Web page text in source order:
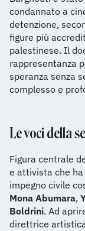
condannato a
detenzione,
figure più
palestinese. Il
rappresentanza
speranza senza
complesso e
Le voci della
Figura centrale
e attivista che
impegno civile
Mona Abumara,
Boldrini. Ad
direttrice